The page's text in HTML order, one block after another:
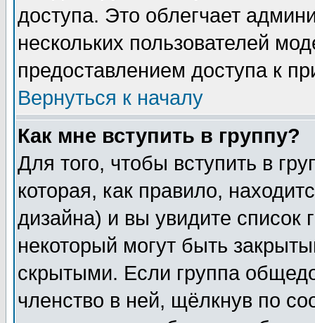
доступа. Это облегчает
нескольких пользователей
предоставлением доступа к
Вернуться к началу
Как мне вступить в группу?
Для того, чтобы вступить в
которая, как правило,
дизайна) и вы увидите список
некоторый могут быть
скрытыми. Если группа
членство в ней, щёлкнув по